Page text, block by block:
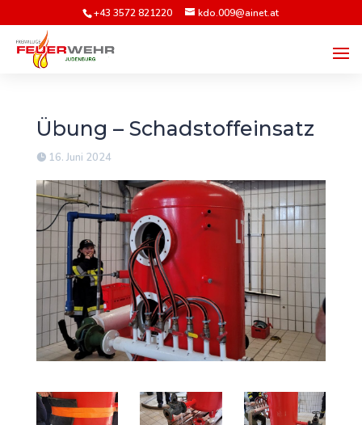
+43 3572 821220 kdo.009@ainet.at
Übung – Schadstoffeinsatz
16. Juni 2024